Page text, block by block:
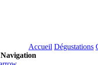
Accueil Dégustations
Navigation